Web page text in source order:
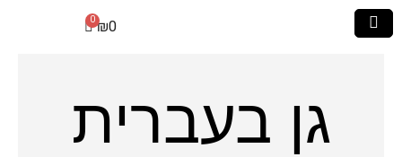
₪0
גן בעברית